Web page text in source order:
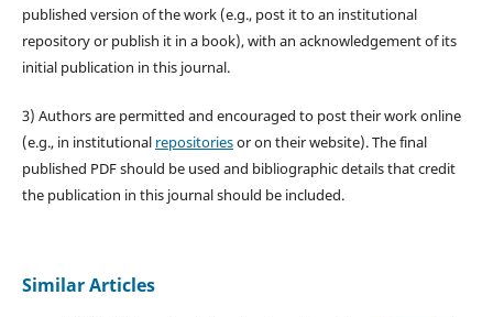
published version of the work (e.g., post it to an institutional
repository or publish it in a book), with an acknowledgement of its
initial publication in this journal.
3) Authors are permitted and encouraged to post their work online
(e.g., in institutional repositoriesor on their website). The final
published PDF should be used and bibliographic details that credit
the publication in this journal should be included.
Similar Articles